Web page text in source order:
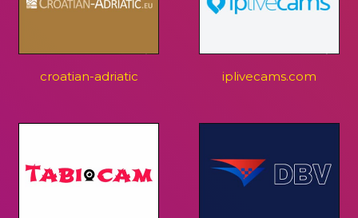
croatian-adriatic iplivecams.com